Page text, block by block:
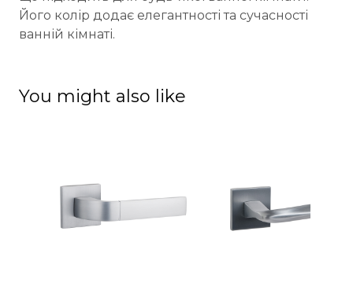
Його колір додає елегантності та сучасності
ванній кімнаті.
You might also like